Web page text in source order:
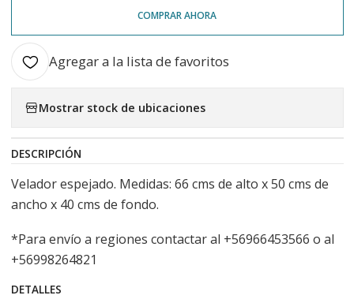
COMPRAR AHORA
Agregar a la lista de favoritos
Mostrar stock de ubicaciones
DESCRIPCIÓN
Velador espejado. Medidas: 66 cms de alto x 50 cms de
ancho x 40 cms de fondo.
*Para envío a regiones contactar al +56966453566 o al
+56998264821
DETALLES